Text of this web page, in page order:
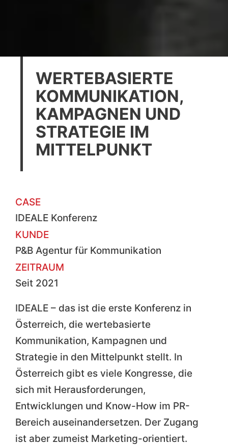
WERTEBASIERTE
KOMMUNIKATION,
KAMPAGNEN UND
STRATEGIE IM
MITTELPUNKT
CASE
IDEALE Konferenz
KUNDE
P&B Agentur für Kommunikation
ZEITRAUM
Seit 2021
IDEALE – das ist die erste Konferenz in
Österreich, die wertebasierte
Kommunikation, Kampagnen und
Strategie in den Mittelpunkt stellt. In
Österreich gibt es viele Kongresse, die
sich mit Herausforderungen,
Entwicklungen und Know-How im PR-
Bereich auseinandersetzen. Der Zugang
ist aber zumeist Marketing-orientiert.